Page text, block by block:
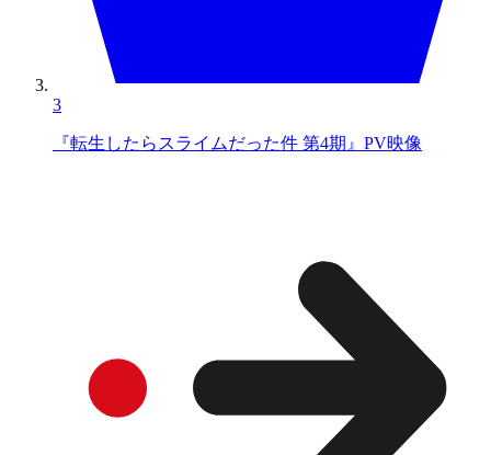
3
『転生したらスライムだった件 第4期』PV映像